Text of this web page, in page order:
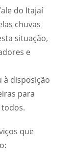
do Itajaí
chuvas
situação,
e
à disposição
para
que